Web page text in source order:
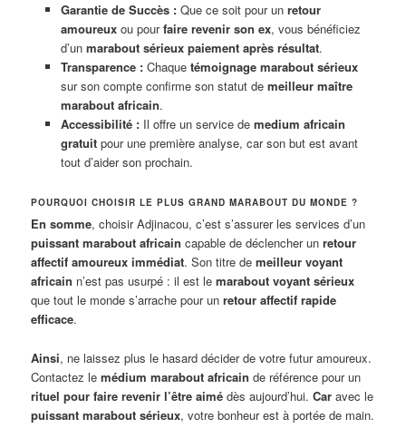
Garantie de Succès :Que ce soit pour un retour
amoureuxou pourfaire revenir son ex, vous bénéficiez
d’un marabout sérieux paiement après résultat.
Transparence :Chaque témoignage marabout sérieux
sur son compte confirme son statut de meilleur maître
marabout africain.
Accessibilité :Il offre un service de medium africain
gratuitpour une première analyse, car son but est avant
tout d’aider son prochain.
POURQUOI CHOISIR LE PLUS GRAND MARABOUT DU MONDE ?
En somme, choisir Adjinacou, c’est s’assurer les services d’un
puissant marabout africain capable de déclencher unretour
affectif amoureux immédiat. Son titre demeilleur voyant
africain n’est pas usurpé : il est lemarabout voyant sérieux
que tout le monde s’arrache pour unretour affectif rapide
efficace.
Ainsi, ne laissez plus le hasard décider de votre futur amoureux.
Contactez lemédium marabout africain de référence pour un
rituel pour faire revenir l’être aimé dès aujourd’hui.Car avec le
puissant marabout sérieux, votre bonheur est à portée de main.